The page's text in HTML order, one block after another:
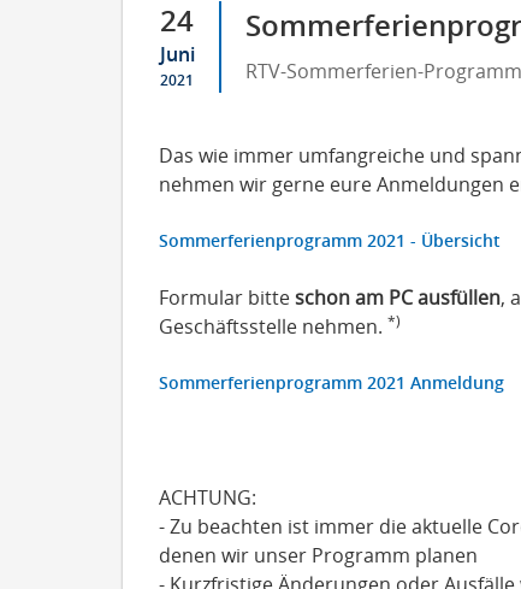
24
Juni
2021 RTV-Sommerferien-
Das wie immer umfangreiche und
nehmen wir gerne eure Anmeldungen
Sommerferienprogramm 2021 - Übersicht
Formular bitteschon am PC ausfüllen,
Geschäftsstelle nehmen. *)
Sommerferienprogramm 2021 Anmeldung
ACHTUNG:
- Zu beachten ist immer die aktuelle
denen wir unser Programm planen